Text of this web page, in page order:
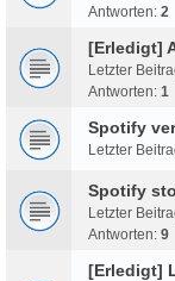
Antworten: 2
[Erledigt]
Letzter
Antworten: 1
Spotify
Letzter
Spotify
Letzter
Antworten: 9
[Erledigt]